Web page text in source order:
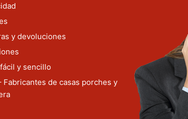
y devoluciones
y sencillo
Fabricantes de casas porches y